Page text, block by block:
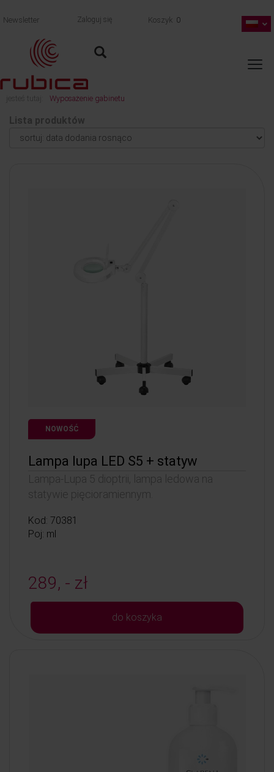
Newsletter Zaloguj się Koszyk 0
jesteś tutaj: Wyposażenie gabinetu
Lista produktów
NOWOŚĆ
Lampa lupa LED S5 + statyw
Lampa-Lupa 5 dioptrii, lampa ledowa na
statywie pięcioramiennym.
Kod: 70381
Poj: ml
289, - zł
do koszyka